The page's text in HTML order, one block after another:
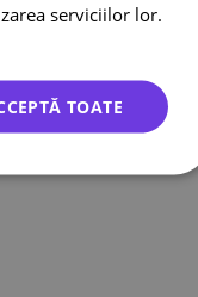
serviciilor lor.
TOATE